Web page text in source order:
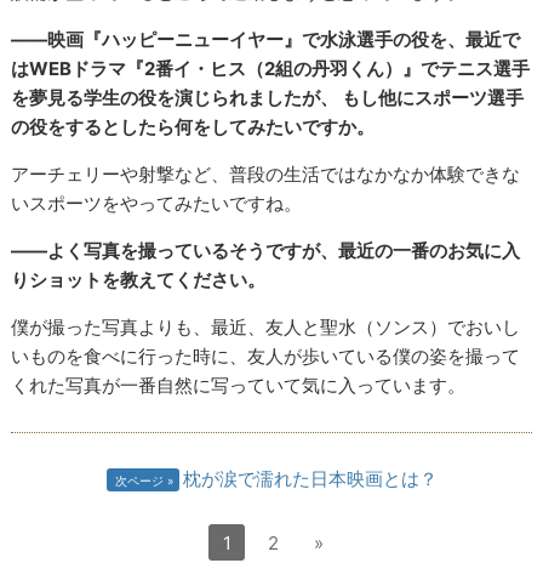
――映画『ハッピーニューイヤー』で水泳選手の役を、最近で
はWEBドラマ『2番イ・ヒス（2組の丹羽くん）』でテニス選手
を夢見る学生の役を演じられましたが、 もし他にスポーツ選手
の役をするとしたら何をしてみたいですか。
アーチェリーや射撃など、普段の生活ではなかなか体験できな
いスポーツをやってみたいですね。
――よく写真を撮っているそうですが、最近の一番のお気に入
りショットを教えてください。
僕が撮った写真よりも、最近、友人と聖水（ソンス）でおいし
いものを食べに行った時に、友人が歩いている僕の姿を撮って
くれた写真が一番自然に写っていて気に入っています。
次ページ 枕が涙で濡れた日本映画とは？
1 2 »